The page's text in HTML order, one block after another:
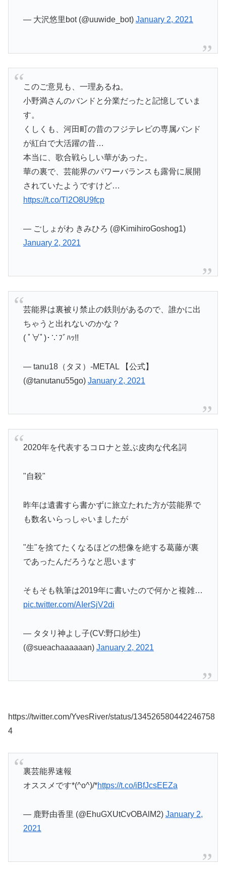
— 大沢悠里bot (@uuwide_bot) January 2, 2021
このご意見も、一理あるね。
小野満さんのバンドと分業だったと記憶していま
す。
くしくも、河田町の昔のフジテレビの専属バンド
が紅白で大活躍の昔…
本当に、歌合戦らしい華があった。
華の裏で、芸能界のパワーバランスも露骨に展開
されていたようですけど…
https://t.co/Tl2O8U9fcp
— ごしょがわ きみひろ (@KimihiroGoshog1)
January 2, 2021
芸能界は裏被り禁止の鉄則があるので、誰かに出
ちゃうと出れないのかな？
( ﾟ∀ﾟ)･∵ﾌﾞﾊｯ!!
— tanu18（タヌ）-METAL 【公式】
(@tanutanu55go) January 2, 2021
2020年を代表するコロナと並ぶ皮肉な代名詞
"自殺"
昨年は遺書すら書かずに旅立たれた方が芸能界で
も数名いらっしゃいましたが
"生"を捨てたくなるほどの想像を絶する葛藤が裏
であったんだろうなと思います
そもそも執筆は2019年に書いたので何かと複雑…
pic.twitter.com/AIerSjV2di
— タタリ神よし子(CV:野口紗生)
(@sueachaaaaaan) January 2, 2021
https://twitter.com/YvesRiver/status/134526580442246758
4
裏芸能界速報
オススメです*(^o^)/*https://t.co/iBfJcsEEZa
— 鹿野由香里 (@EhuGXUtCvOBAlM2) January 2,
2021